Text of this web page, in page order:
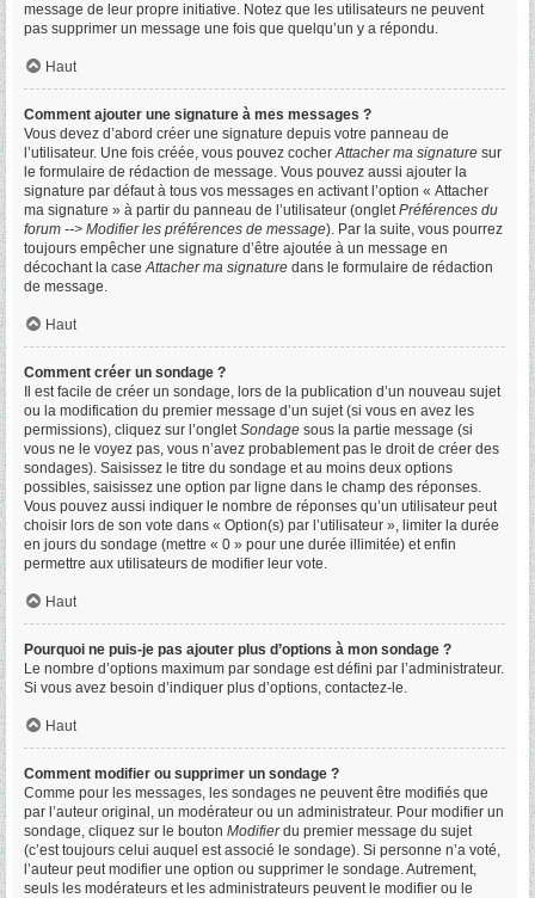
message de leur propre initiative. Notez que les utilisateurs ne peuvent
pas supprimer un message une fois que quelqu’un y a répondu.
Haut
Comment ajouter une signature à mes messages ?
Vous devez d’abord créer une signature depuis votre panneau de
l’utilisateur. Une fois créée, vous pouvez cocherAttacher ma signature sur
le formulaire de rédaction de message. Vous pouvez aussi ajouter la
signature par défaut à tous vos messages en activant l’option « Attacher
ma signature » à partir du panneau de l’utilisateur (ongletPréférences du
forum --> Modifier les préférences de message). Par la suite, vous pourrez
toujours empêcher une signature d’être ajoutée à un message en
décochant la caseAttacher ma signature dans le formulaire de rédaction
de message.
Haut
Comment créer un sondage ?
Il est facile de créer un sondage, lors de la publication d’un nouveau sujet
ou la modification du premier message d’un sujet (si vous en avez les
permissions), cliquez sur l’ongletSondage sous la partie message (si
vous ne le voyez pas, vous n’avez probablement pas le droit de créer des
sondages). Saisissez le titre du sondage et au moins deux options
possibles, saisissez une option par ligne dans le champ des réponses.
Vous pouvez aussi indiquer le nombre de réponses qu’un utilisateur peut
choisir lors de son vote dans « Option(s) par l’utilisateur », limiter la durée
en jours du sondage (mettre « 0 » pour une durée illimitée) et enfin
permettre aux utilisateurs de modifier leur vote.
Haut
Pourquoi ne puis-je pas ajouter plus d’options à mon sondage ?
Le nombre d’options maximum par sondage est défini par l’administrateur.
Si vous avez besoin d’indiquer plus d’options, contactez-le.
Haut
Comment modifier ou supprimer un sondage ?
Comme pour les messages, les sondages ne peuvent être modifiés que
par l’auteur original, un modérateur ou un administrateur. Pour modifier un
sondage, cliquez sur le bouton Modifierdu premier message du sujet
(c’est toujours celui auquel est associé le sondage). Si personne n’a voté,
l’auteur peut modifier une option ou supprimer le sondage. Autrement,
seuls les modérateurs et les administrateurs peuvent le modifier ou le